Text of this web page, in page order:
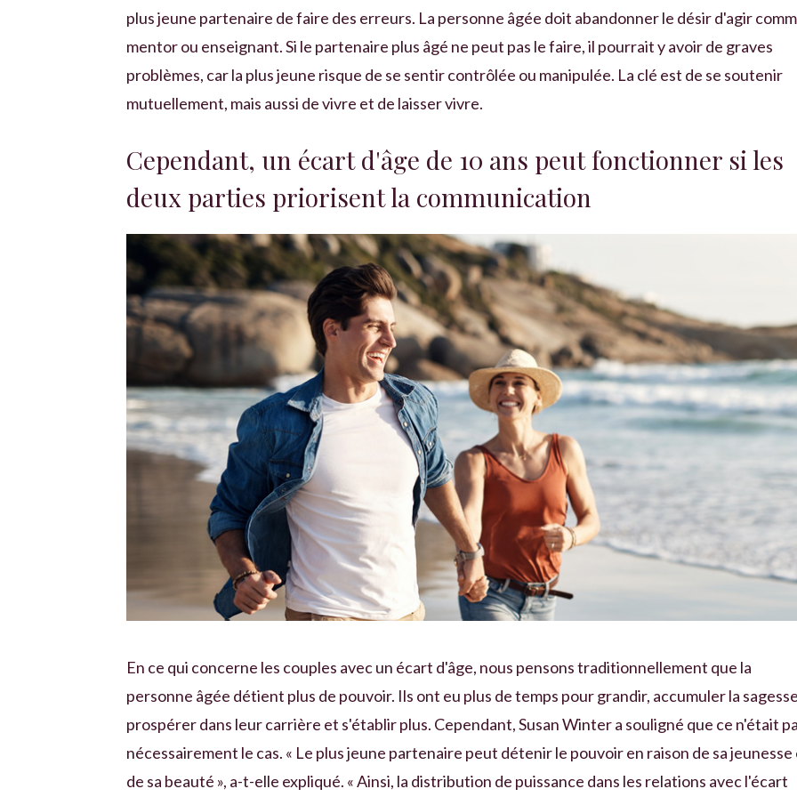
plus jeune partenaire de faire des erreurs. La personne âgée doit abandonner le désir d'agir
mentor ou enseignant. Si le partenaire plus âgé ne peut pas le faire, il pourrait y avoir de graves
problèmes, car la plus jeune risque de se sentir contrôlée ou manipulée. La clé est de se soutenir
mutuellement, mais aussi de vivre et de laisser vivre.
Cependant, un écart d'âge de 10 ans peut fonctionner si les
deux parties priorisent la communication
En ce qui concerne les couples avec un écart d'âge, nous pensons traditionnellement que la
personne âgée détient plus de pouvoir. Ils ont eu plus de temps pour grandir, accumuler la
prospérer dans leur carrière et s'établir plus. Cependant, Susan Winter a souligné que ce n'était
nécessairement le cas. « Le plus jeune partenaire peut détenir le pouvoir en raison de sa jeunesse
de sa beauté », a-t-elle expliqué. « Ainsi, la distribution de puissance dans les relations avec l'écart